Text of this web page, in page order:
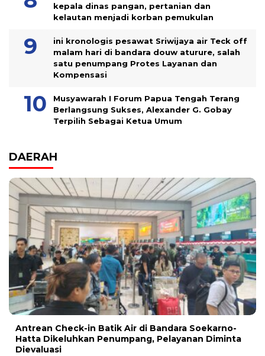
kepala dinas pangan, pertanian dan
kelautan menjadi korban pemukulan
ini kronologis pesawat Sriwijaya air Teck off
malam hari di bandara douw aturure, salah
satu penumpang Protes Layanan dan
Kompensasi
Musyawarah I Forum Papua Tengah Terang
Berlangsung Sukses, Alexander G. Gobay
Terpilih Sebagai Ketua Umum
DAERAH
Antrean Check-in Batik Air di Bandara Soekarno-
Hatta Dikeluhkan Penumpang, Pelayanan Diminta
Dievaluasi